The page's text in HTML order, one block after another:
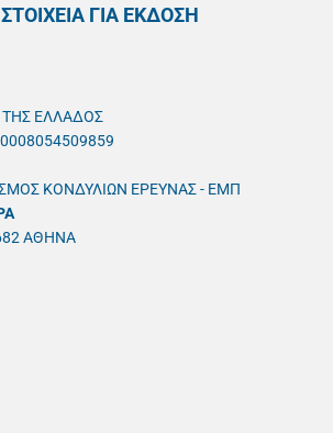
ΓΙΑ ΕΚΔΟΣΗ
ΤΗΣ ΕΛΛΑΔΟΣ
ΚΟΝΔΥΛΙΩΝ ΕΡΕΥΝΑΣ - ΕΜΠ
ΑΘΗΝΑ